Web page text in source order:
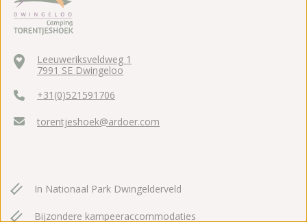
Leeuweriksveldweg 1
7991 SE Dwingeloo
+31(0)521591706
torentjeshoek@ardoer.com
In Nationaal Park Dwingelderveld
Bijzondere kampeeraccommodaties